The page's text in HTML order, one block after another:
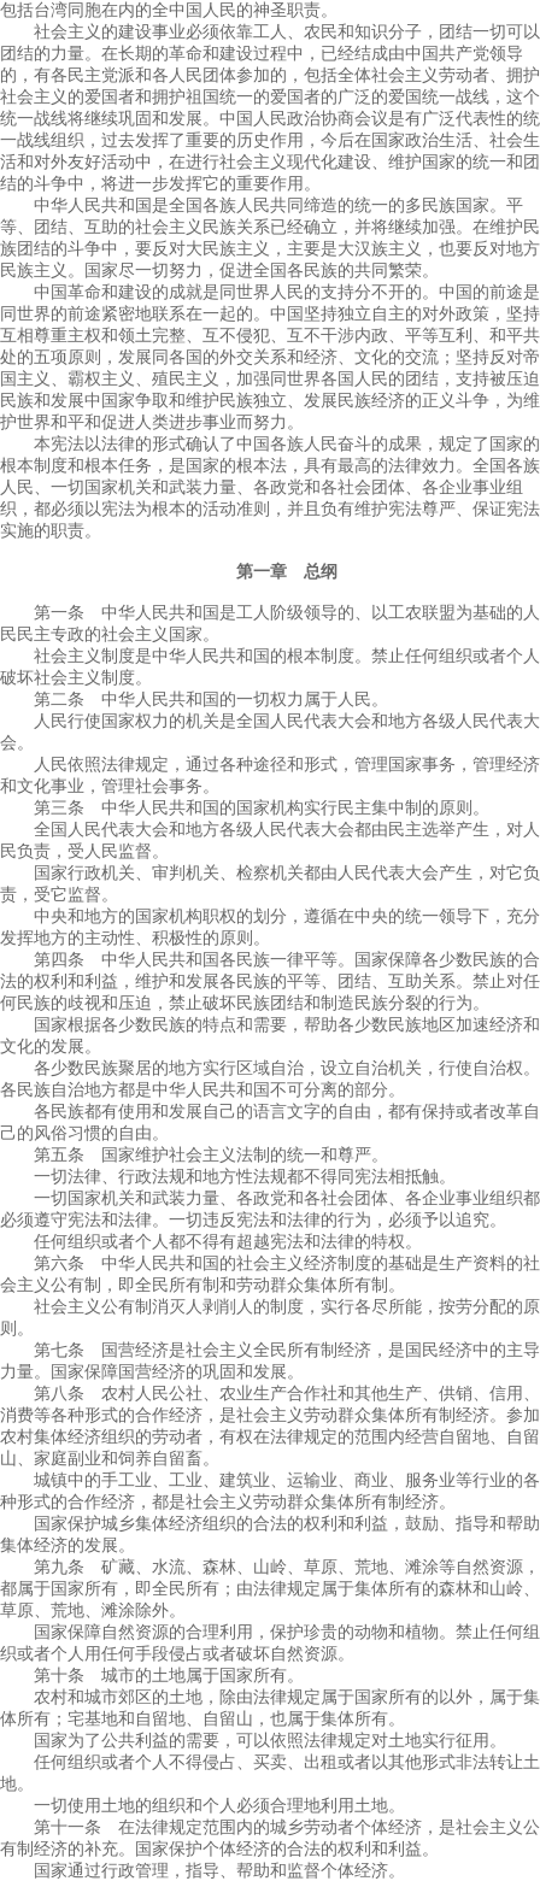
包括台湾同胞在内的全中国人民的神圣职责。
社会主义的建设事业必须依靠工人、农民和知识分子，团结一切可以
团结的力量。在长期的革命和建设过程中，已经结成由中国共产党领导
的，有各民主党派和各人民团体参加的，包括全体社会主义劳动者、拥护
社会主义的爱国者和拥护祖国统一的爱国者的广泛的爱国统一战线，这个
统一战线将继续巩固和发展。中国人民政治协商会议是有广泛代表性的统
一战线组织，过去发挥了重要的历史作用，今后在国家政治生活、社会生
活和对外友好活动中，在进行社会主义现代化建设、维护国家的统一和团
结的斗争中，将进一步发挥它的重要作用。
中华人民共和国是全国各族人民共同缔造的统一的多民族国家。平
等、团结、互助的社会主义民族关系已经确立，并将继续加强。在维护民
族团结的斗争中，要反对大民族主义，主要是大汉族主义，也要反对地方
民族主义。国家尽一切努力，促进全国各民族的共同繁荣。
中国革命和建设的成就是同世界人民的支持分不开的。中国的前途是
同世界的前途紧密地联系在一起的。中国坚持独立自主的对外政策，坚持
互相尊重主权和领土完整、互不侵犯、互不干涉内政、平等互利、和平共
处的五项原则，发展同各国的外交关系和经济、文化的交流；坚持反对帝
国主义、霸权主义、殖民主义，加强同世界各国人民的团结，支持被压迫
民族和发展中国家争取和维护民族独立、发展民族经济的正义斗争，为维
护世界和平和促进人类进步事业而努力。
本宪法以法律的形式确认了中国各族人民奋斗的成果，规定了国家的
根本制度和根本任务，是国家的根本法，具有最高的法律效力。全国各族
人民、一切国家机关和武装力量、各政党和各社会团体、各企业事业组
织，都必须以宪法为根本的活动准则，并且负有维护宪法尊严、保证宪法
实施的职责。
第一章 总纲
第一条 中华人民共和国是工人阶级领导的、以工农联盟为基础的人
民民主专政的社会主义国家。
社会主义制度是中华人民共和国的根本制度。禁止任何组织或者个人
破坏社会主义制度。
第二条 中华人民共和国的一切权力属于人民。
人民行使国家权力的机关是全国人民代表大会和地方各级人民代表大
会。
人民依照法律规定，通过各种途径和形式，管理国家事务，管理经济
和文化事业，管理社会事务。
第三条 中华人民共和国的国家机构实行民主集中制的原则。
全国人民代表大会和地方各级人民代表大会都由民主选举产生，对人
民负责，受人民监督。
国家行政机关、审判机关、检察机关都由人民代表大会产生，对它负
责，受它监督。
中央和地方的国家机构职权的划分，遵循在中央的统一领导下，充分
发挥地方的主动性、积极性的原则。
第四条 中华人民共和国各民族一律平等。国家保障各少数民族的合
法的权利和利益，维护和发展各民族的平等、团结、互助关系。禁止对任
何民族的歧视和压迫，禁止破坏民族团结和制造民族分裂的行为。
国家根据各少数民族的特点和需要，帮助各少数民族地区加速经济和
文化的发展。
各少数民族聚居的地方实行区域自治，设立自治机关，行使自治权。
各民族自治地方都是中华人民共和国不可分离的部分。
各民族都有使用和发展自己的语言文字的自由，都有保持或者改革自
己的风俗习惯的自由。
第五条 国家维护社会主义法制的统一和尊严。
一切法律、行政法规和地方性法规都不得同宪法相抵触。
一切国家机关和武装力量、各政党和各社会团体、各企业事业组织都
必须遵守宪法和法律。一切违反宪法和法律的行为，必须予以追究。
任何组织或者个人都不得有超越宪法和法律的特权。
第六条 中华人民共和国的社会主义经济制度的基础是生产资料的社
会主义公有制，即全民所有制和劳动群众集体所有制。
社会主义公有制消灭人剥削人的制度，实行各尽所能，按劳分配的原
则。
第七条 国营经济是社会主义全民所有制经济，是国民经济中的主导
力量。国家保障国营经济的巩固和发展。
第八条 农村人民公社、农业生产合作社和其他生产、供销、信用、
消费等各种形式的合作经济，是社会主义劳动群众集体所有制经济。参加
农村集体经济组织的劳动者，有权在法律规定的范围内经营自留地、自留
山、家庭副业和饲养自留畜。
城镇中的手工业、工业、建筑业、运输业、商业、服务业等行业的各
种形式的合作经济，都是社会主义劳动群众集体所有制经济。
国家保护城乡集体经济组织的合法的权利和利益，鼓励、指导和帮助
集体经济的发展。
第九条 矿藏、水流、森林、山岭、草原、荒地、滩涂等自然资源，
都属于国家所有，即全民所有；由法律规定属于集体所有的森林和山岭、
草原、荒地、滩涂除外。
国家保障自然资源的合理利用，保护珍贵的动物和植物。禁止任何组
织或者个人用任何手段侵占或者破坏自然资源。
第十条 城市的土地属于国家所有。
农村和城市郊区的土地，除由法律规定属于国家所有的以外，属于集
体所有；宅基地和自留地、自留山，也属于集体所有。
国家为了公共利益的需要，可以依照法律规定对土地实行征用。
任何组织或者个人不得侵占、买卖、出租或者以其他形式非法转让土
地。
一切使用土地的组织和个人必须合理地利用土地。
第十一条 在法律规定范围内的城乡劳动者个体经济，是社会主义公
有制经济的补充。国家保护个体经济的合法的权利和利益。
国家通过行政管理，指导、帮助和监督个体经济。